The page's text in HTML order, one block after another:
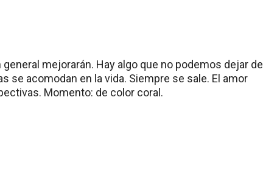
mejorarán. Hay algo que no podemos dejar de
se acomodan en la vida. Siempre se sale. El amor
Momento: de color coral.